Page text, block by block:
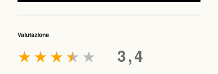
Valutazione
3,4
★
★
★
★
★